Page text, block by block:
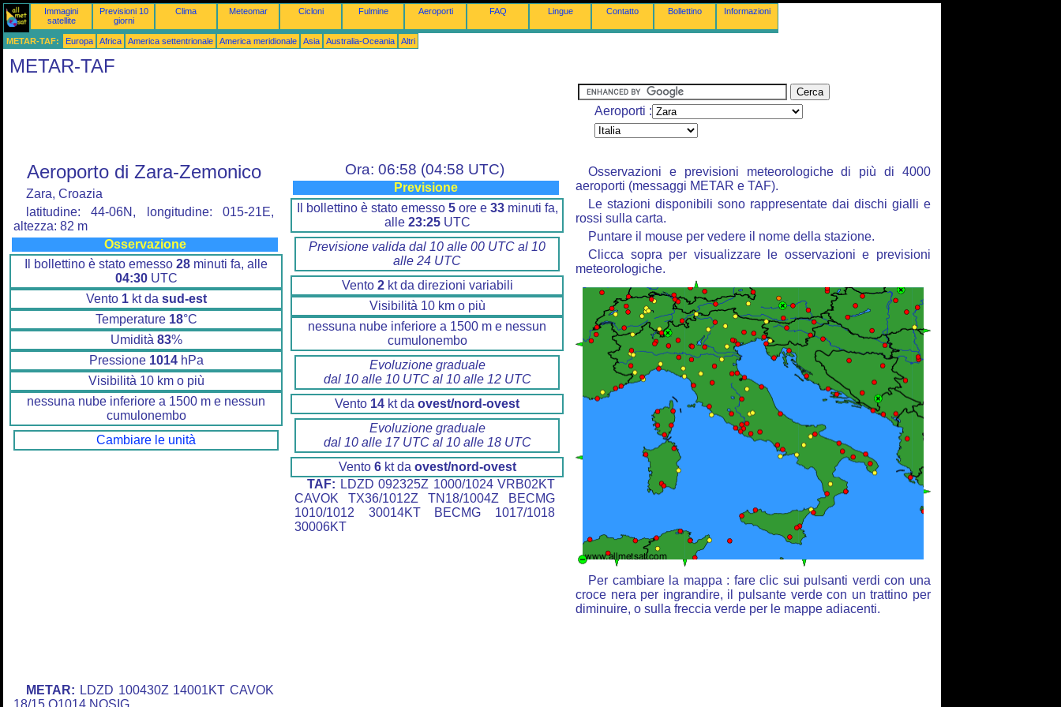
Immagini
satellite
Previsioni 10
giorni
Clima Meteomar Cicloni Fulmine Aeroporti FAQ Lingue Contatto Bollettino Informazioni
METAR-TAF: Europa Africa America settentrionale America meridionale Asia Australia-Oceania Altri
METAR-TAF
Aeroporti :
Aeroporto di Zara-Zemonico
Zara, Croazia
latitudine: 44-06N, longitudine: 015-21E,
altezza: 82 m
Osservazione
Il bollettino è stato emesso 28 minuti fa, alle
04:30UTC
Vento 1kt da sud-est
Temperature 18°C
Umidità 83%
Pressione 1014hPa
Visibilità 10 km o più
nessuna nube inferiore a 1500 m e nessun
cumulonembo
Cambiare le unità
METAR: LDZD 100430Z 14001KT CAVOK
Ora: 06:58 (04:58 UTC)
Previsione
Il bollettino è stato emesso 5ore e 33minuti fa,
alle 23:25UTC
Previsione valida dal 10 alle 00 UTC al 10
alle 24 UTC
Vento 2kt da direzioni variabili
Visibilità 10 km o più
nessuna nube inferiore a 1500 m e nessun
cumulonembo
Evoluzione graduale
dal 10 alle 10 UTC al 10 alle 12 UTC
Vento 14 kt da ovest/nord-ovest
Evoluzione graduale
dal 10 alle 17 UTC al 10 alle 18 UTC
Vento 6kt da ovest/nord-ovest
TAF: LDZD 092325Z 1000/1024 VRB02KT
CAVOK TX36/1012Z TN18/1004Z BECMG
1010/1012 30014KT BECMG 1017/1018
30006KT
Osservazioni e previsioni meteorologiche di più di 4000
aeroporti (messaggi METAR e TAF).
Le stazioni disponibili sono rappresentate dai dischi gialli e
rossi sulla carta.
Puntare il mouse per vedere il nome della stazione.
Clicca sopra per visualizzare le osservazioni e previsioni
meteorologiche.
Per cambiare la mappa : fare clic sui pulsanti verdi con una
croce nera per ingrandire, il pulsante verde con un trattino per
diminuire, o sulla freccia verde per le mappe adiacenti.